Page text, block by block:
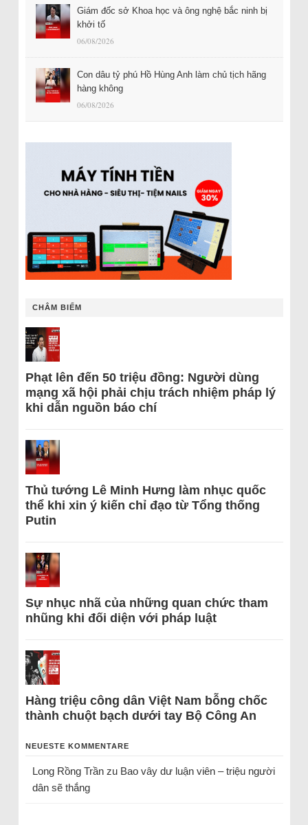
Giám đốc sở Khoa học và ông nghệ bắc ninh bị
khởi tố
06/08/2026
Con dâu tỷ phú Hồ Hùng Anh làm chủ tịch hãng
hàng không
06/08/2026
CHÂM BIẾM
Phạt lên đến 50 triệu đồng: Người dùng
mạng xã hội phải chịu trách nhiệm pháp lý
khi dẫn nguồn báo chí
Thủ tướng Lê Minh Hưng làm nhục quốc
thể khi xin ý kiến chỉ đạo từ Tổng thống
Putin
Sự nhục nhã của những quan chức tham
nhũng khi đối diện với pháp luật
Hàng triệu công dân Việt Nam bỗng chốc
thành chuột bạch dưới tay Bộ Công An
NEUESTE KOMMENTARE
Long Rồng Trầnzu Bao vây dư luận viên – triệu người
dân sẽ thắng